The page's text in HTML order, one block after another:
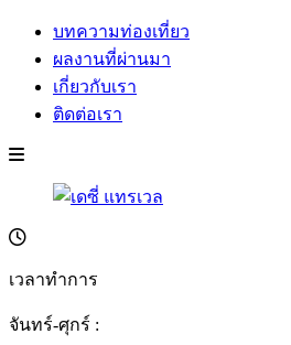
บทความท่องเที่ยว
ผลงานที่ผ่านมา
เกี่ยวกับเรา
ติดต่อเรา
เวลาทำการ
จันทร์-ศุกร์ :